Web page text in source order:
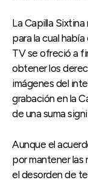
La Capilla
para la cual
TV se ofreció a
obtener los
imágenes del
grabación en la
de una suma
Aunque el
por mantener
el desorden de